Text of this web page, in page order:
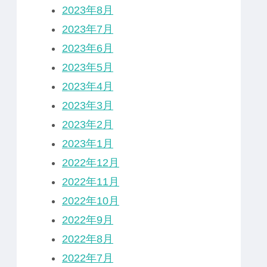
2023年8月
2023年7月
2023年6月
2023年5月
2023年4月
2023年3月
2023年2月
2023年1月
2022年12月
2022年11月
2022年10月
2022年9月
2022年8月
2022年7月